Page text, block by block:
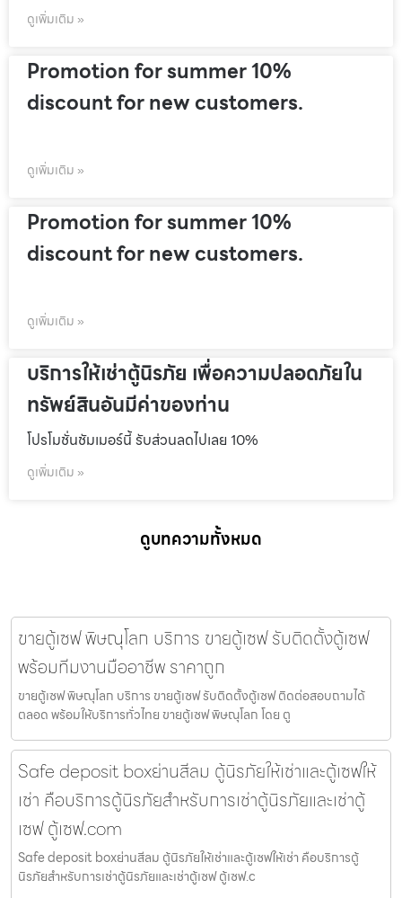
ดูเพิ่มเติม »
Promotion for summer 10%
discount for new customers.
ดูเพิ่มเติม »
Promotion for summer 10%
discount for new customers.
ดูเพิ่มเติม »
บริการให้เช่าตู้นิรภัย เพื่อความปลอดภัยใน
ทรัพย์สินอันมีค่าของท่าน
โปรโมชั่นชัมเมอร์นี้ รับส่วนลดไปเลย 10%
ดูเพิ่มเติม »
ดูบทความทั้งหมด
ขายตู้เซฟ พิษณุโลก บริการ ขายตู้เซฟ รับติดตั้งตู้เซฟ
พร้อมทีมงานมืออาชีพ ราคาถูก
ขายตู้เซฟ พิษณุโลก บริการ ขายตู้เซฟ รับติดตั้งตู้เซฟ ติดต่อสอบถามได้
ตลอด พร้อมให้บริการทั่วไทย ขายตู้เซฟ พิษณุโลก โดย ตู
Safe deposit boxย่านสีลม ตู้นิรภัยให้เช่าและตู้เซฟให้
เช่า คือบริการตู้นิรภัยสำหรับการเช่าตู้นิรภัยและเช่าตู้
เซฟ ตู้เซฟ.com
Safe deposit boxย่านสีลม ตู้นิรภัยให้เช่าและตู้เซฟให้เช่า คือบริการตู้
นิรภัยสำหรับการเช่าตู้นิรภัยและเช่าตู้เซฟ ตู้เซฟ.c